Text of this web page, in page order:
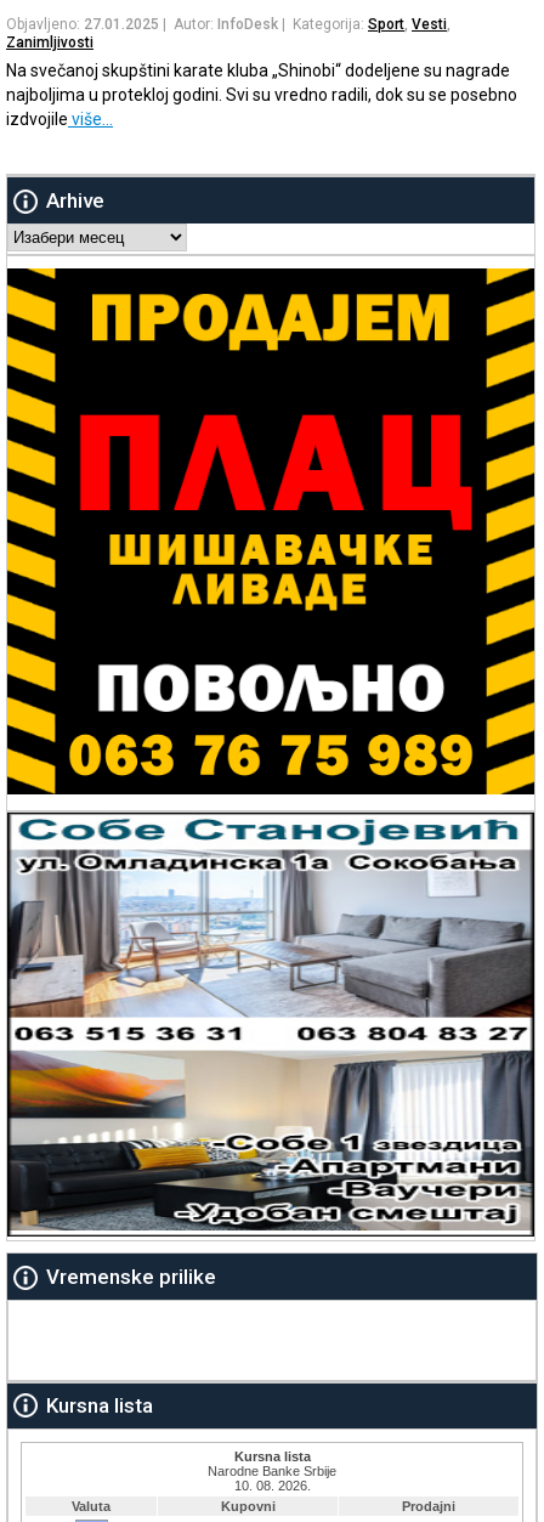
Objavljeno: 27.01.2025 | Autor: InfoDesk | Kategorija: Sport Vesti
Zanimljivosti
Na svečanoj skupštini karate kluba „Shinobi“ dodeljene su nagrade
najboljima u protekloj godini. Svi su vredno radili, dok su se posebno
izdvojile više…
Arhive
Arhive
Vremenske prilike
Kursna lista